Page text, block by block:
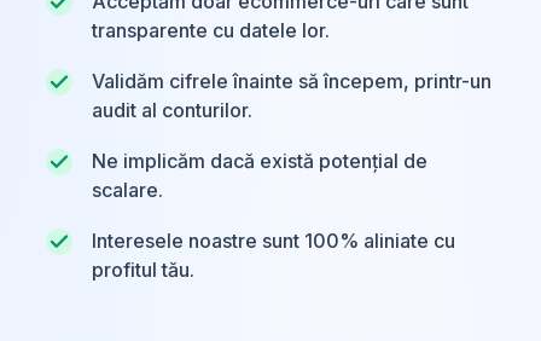
transparente cu datele lor.
Validăm cifrele înainte să începem, printr-un
audit al conturilor.
Ne implicăm dacă există potențial de
scalare.
Interesele noastre sunt 100% aliniate cu
profitul tău.